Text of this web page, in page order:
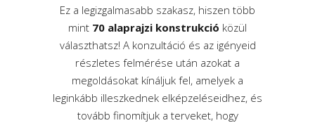
Ez a legizgalmasabb szakasz, hiszen több
mint 70 alaprajzi konstrukció közül
választhatsz! A konzultáció és az igényeid
részletes felmérése után azokat a
megoldásokat kínáljuk fel, amelyek a
leginkább illeszkednek elképzeléseidhez, és
tovább finomítjuk a terveket, hogy